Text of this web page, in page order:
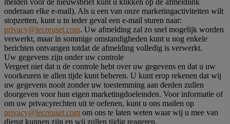
melden voor de nieuwsbrief kunt u klikken op de afmeldlink
onderaan elke e-mail). Als u een van onze marketingactiviteiten wilt
stopzetten, kunt u in ieder geval een e-mail sturen naar:
privacy@lecreuset.com. Uw afmelding zal zo snel mogelijk worden
verwerkt, maar in sommige omstandigheden kunt u nog enkele
berichten ontvangen totdat de afmelding volledig is verwerkt.
Uw gegevens zijn onder uw controle
Vergeet niet dat u de controle hebt over uw gegevens en dat u uw
voorkeuren te allen tijde kunt beheren. U kunt erop rekenen dat wij
uw gegevens nooit zonder uw toestemming aan derden zullen
doorgeven voor hun eigen marketingdoeleinden. Voor informatie of
om uw privacyrechten uit te oefenen, kunt u ons mailen op
privacy@lecreuset.com om ons te laten weten waar wij u mee van
dienst kunnen zijn en wij zullen tijdig reageren.